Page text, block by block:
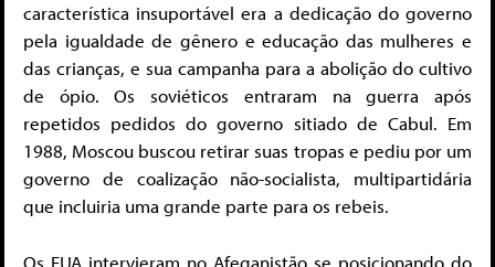
característica insuportável era a dedicação do governo
pela igualdade de gênero e educação das mulheres e
das crianças, e sua campanha para a abolição do cultivo
de ópio. Os soviéticos entraram na guerra após
repetidos pedidos do governo sitiado de Cabul. Em
1988, Moscou buscou retirar suas tropas e pediu por um
governo de coalização não-socialista, multipartidária
que incluiria uma grande parte para os rebeis.
Os EUA intervieram no Afeganistão se posicionando do